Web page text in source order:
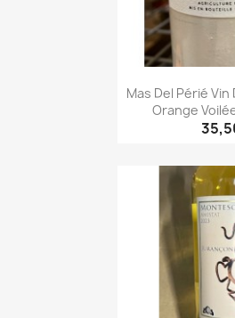
Mas Del Périé Vin
Orange
